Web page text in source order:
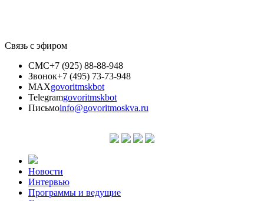
Связь с эфиром
СМС+7 (925) 88-88-948
Звонок+7 (495) 73-73-948
MAXgovoritmskbot
Telegramgovoritmskbot
Письмоinfo@govoritmoskva.ru
Новости
Интервью
Программы и ведущие